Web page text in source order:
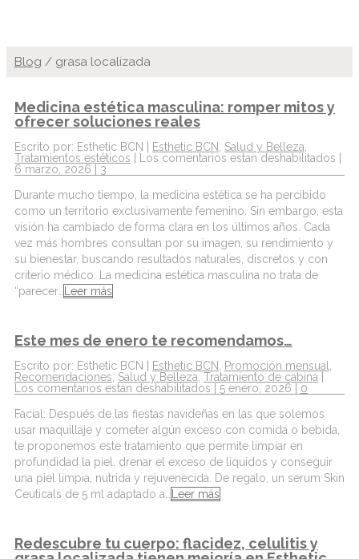
Blog / grasa localizada
Medicina estética masculina: romper mitos y
ofrecer soluciones reales
Escrito por: Esthetic BCN | Esthetic BCN Salud y Belleza
Tratamientos estéticos
Los comentarios estan deshabilitados
6 marzo, 2026 | 3
Durante mucho tiempo, la medicina estética se ha percibido
como un territorio exclusivamente femenino. Sin embargo, esta
visión ha cambiado de forma clara en los últimos años. Cada
vez más hombres consultan por su imagen, su rendimiento y
su bienestar, buscando resultados naturales, discretos y con
criterio médico. La medicina estética masculina no trata de
“parecer…
Leer más
Este mes de enero te recomendamos…
Escrito por: Esthetic BCN | Esthetic BCN Promoción mensual
Recomendaciones Salud y Belleza Tratamiento de cabina
Los comentarios estan deshabilitados | 5 enero, 2026 | 0
Facial: Después de las fiestas navideñas en las que solemos
usar maquillaje y cometer algún exceso con comida o bebida,
te proponemos este tratamiento que permite limpiar en
profundidad la piel, drenar el exceso de líquidos y conseguir
una piel limpia, nutrida y rejuvenecida. De regalo, un serum Skin
Ceuticals de 5 ml adaptado a…
Leer más
Redescubre tu cuerpo: flacidez, celulitis y